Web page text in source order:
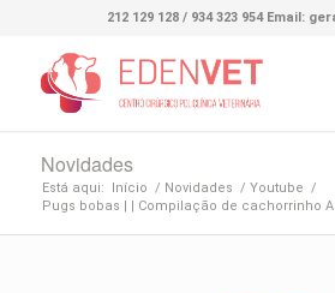
212 129 128 / 934 323 954 Email:
Novidades
Está aqui: Início / Novidades / Youtube /
Pugs bobas | | Compilação de cachorrinho